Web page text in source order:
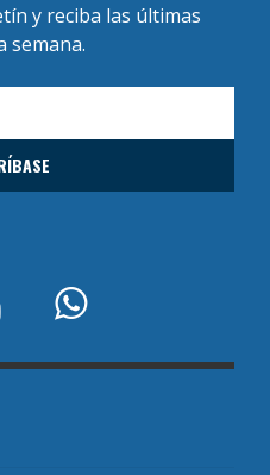
y reciba las últimas
semana.